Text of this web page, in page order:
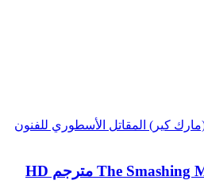
(مارك كير) المقاتل الأسطوري للفنون